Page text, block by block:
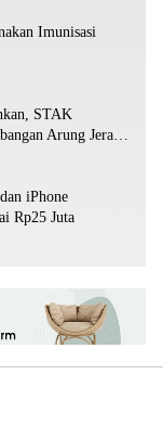
Imunisasi
STAK
Arung Jeram
iPhone
Rp25 Juta